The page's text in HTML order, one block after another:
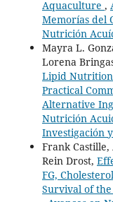
Aquaculture ,
Memorías del
Nutrición
Mayra L.
Lorena
Lipid Nutrition
Practical
Alternative
Nutrición
Investigación
Frank
Rein Drost,
FG,
Survival of